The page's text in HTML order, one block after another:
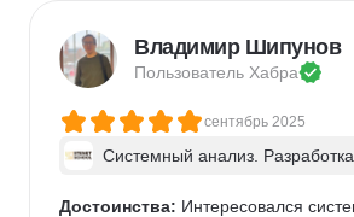
Владимир Шипунов
Пользователь Хабра
сентябрь 2025
Системный анализ. Разработка
нты - в группе
Достоинства: Интересовался